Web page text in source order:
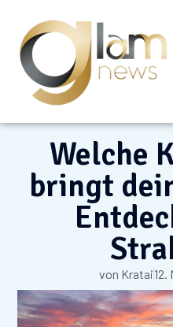
Welche
bringt
von Kratai12.